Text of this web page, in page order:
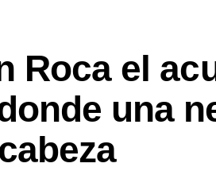
Roca el
una